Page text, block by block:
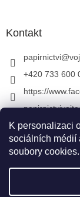
K personalizaci
sociálních médií
soubory
Kontakt
papirnictvi@
+420 733 600
https://
+420 733 600